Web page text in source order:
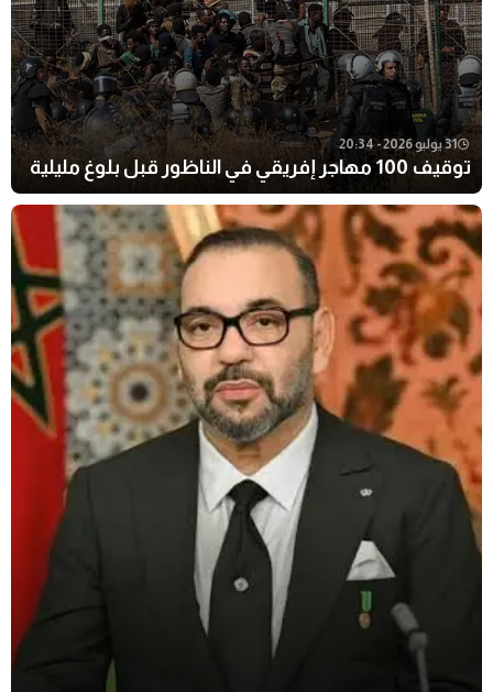
31 يوليو 2026 - 20:34
توقيف 100 مهاجر إفريقي في الناظور قبل بلوغ مليلية